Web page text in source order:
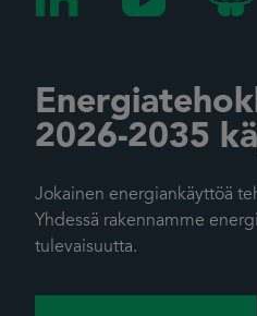
2026-2035
Jokainen energiankäyttöä
Yhdessä rakennamme
tulevaisuutta.